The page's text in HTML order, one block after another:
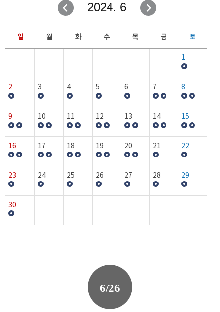
2024. 6
일 월 화 수 목 금 토
1
2 3 4 5 6 7 8
9 10 11 12 13 14 15
16 17 18 19 20 21 22
23 24 25 26 27 28 29
30
6/26